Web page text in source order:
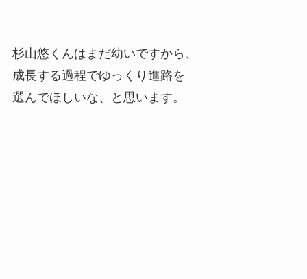
杉山悠くんはまだ幼いですから、
成長する過程でゆっくり進路を
選んでほしいな、と思います。